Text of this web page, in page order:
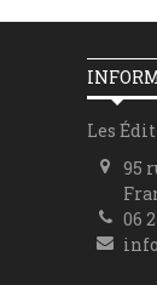
Les
95
06